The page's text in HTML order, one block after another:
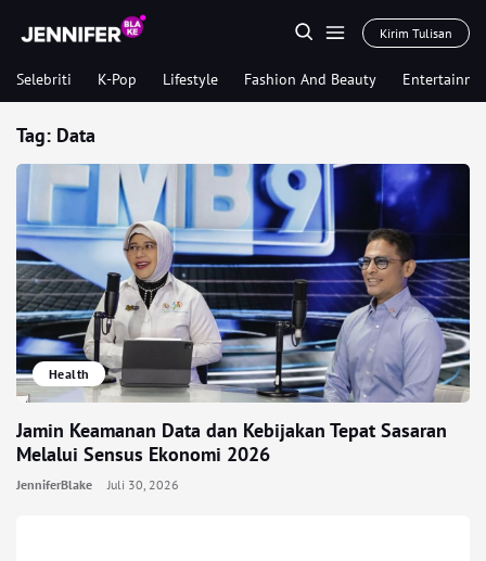
Kirim Tulisan
Selebriti K-Pop Lifestyle Fashion And Beauty
Tag: Data
Health
Jamin Keamanan Data dan Kebijakan Tepat Sasaran
Melalui Sensus Ekonomi 2026
JenniferBlake Juli 30, 2026